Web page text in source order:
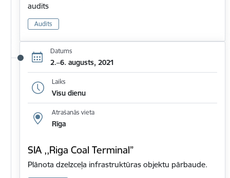
audits
Audits
Datums
2.–6. augusts, 2021
Laiks
Visu dienu
Atrašanās vieta
Rīga
SIA ,,Riga Coal Terminal”
Plānota dzelzceļa infrastruktūras objektu pārbaude.